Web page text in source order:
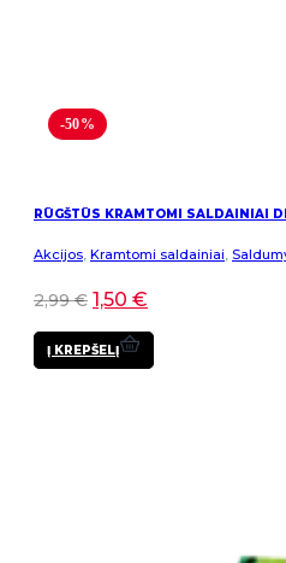
-50%
RŪGŠTŪS KRAMTOMI SALDAINIAI
Akcijos, Kramtomi saldainiai,
2,99€ 1,50 €
Į KREPŠELĮ